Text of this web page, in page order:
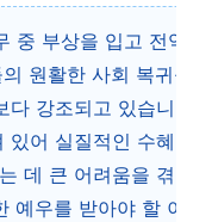
중 부상을 입고 전역하
원활한 사회 복귀를
다 강조되고 있습니다.
있어 실질적인 수혜 대
데 큰 어려움을 겪고
예우를 받아야 할 이들